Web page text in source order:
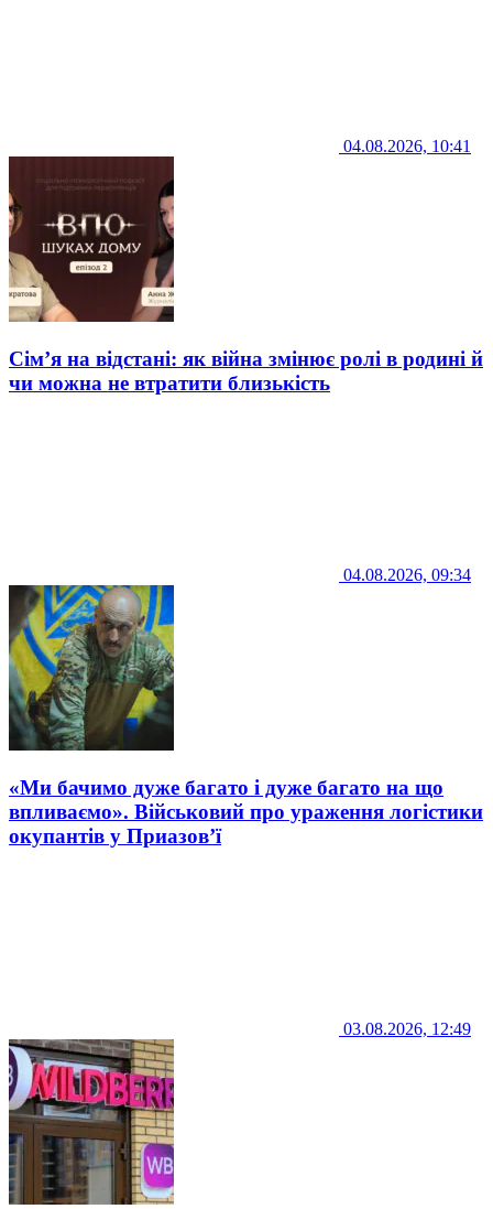
04.08.2026, 10:41
Сім’я на відстані: як війна змінює ролі в родині й
чи можна не втратити близькість
04.08.2026, 09:34
«Ми бачимо дуже багато і дуже багато на що
впливаємо». Військовий про ураження логістики
окупантів у Приазов’ї
03.08.2026, 12:49